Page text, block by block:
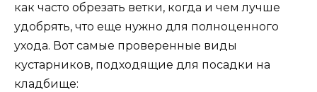
как часто обрезать ветки, когда и чем лучше
удобрять, что еще нужно для полноценного
ухода. Вот самые проверенные виды
кустарников, подходящие для посадки на
кладбище: